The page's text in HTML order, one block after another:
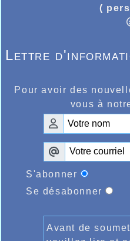
(
Lettre
Pour avoir des
vous à
S'abonner
Se désabonner
Avant de